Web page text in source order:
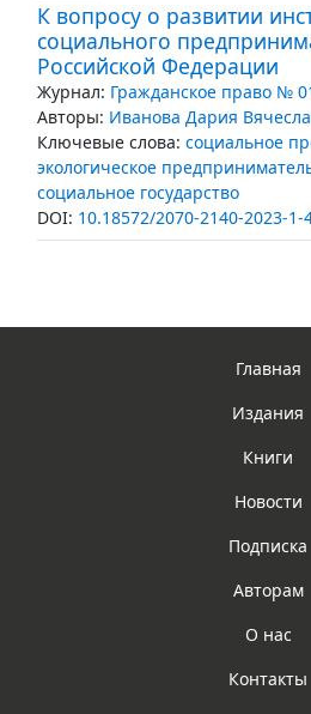
К вопросу о развитии
социального
Российской Федерации
Журнал: Гражданское право №
Авторы: Иванова Дария
Ключевые слова: социальное
экологическое
социальное государство
DOI: 10.18572/2070-2140-2023-1-
Главная
Издания
Книги
Новости
Подписка
Авторам
О нас
Контакты